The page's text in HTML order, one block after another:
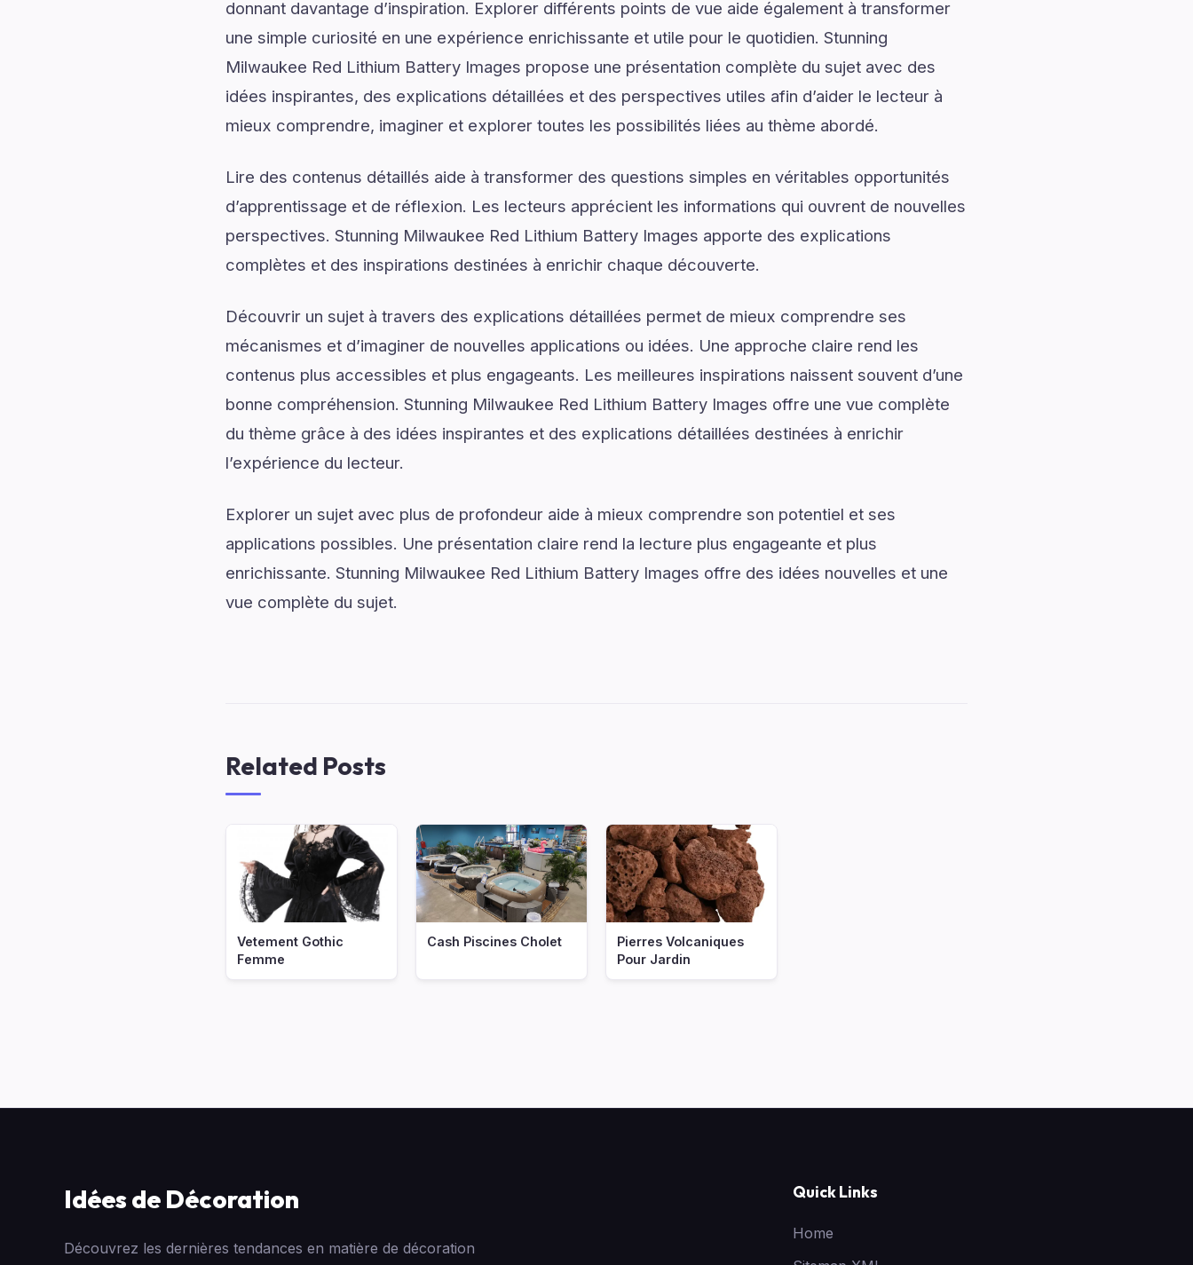
donnant davantage d’inspiration. Explorer différents points de vue aide également à transformer
une simple curiosité en une expérience enrichissante et utile pour le quotidien. Stunning
Milwaukee Red Lithium Battery Images propose une présentation complète du sujet avec des
idées inspirantes, des explications détaillées et des perspectives utiles afin d’aider le lecteur à
mieux comprendre, imaginer et explorer toutes les possibilités liées au thème abordé.
Lire des contenus détaillés aide à transformer des questions simples en véritables opportunités
d’apprentissage et de réflexion. Les lecteurs apprécient les informations qui ouvrent de nouvelles
perspectives. Stunning Milwaukee Red Lithium Battery Images apporte des explications
complètes et des inspirations destinées à enrichir chaque découverte.
Découvrir un sujet à travers des explications détaillées permet de mieux comprendre ses
mécanismes et d’imaginer de nouvelles applications ou idées. Une approche claire rend les
contenus plus accessibles et plus engageants. Les meilleures inspirations naissent souvent d’une
bonne compréhension. Stunning Milwaukee Red Lithium Battery Images offre une vue complète
du thème grâce à des idées inspirantes et des explications détaillées destinées à enrichir
l’expérience du lecteur.
Explorer un sujet avec plus de profondeur aide à mieux comprendre son potentiel et ses
applications possibles. Une présentation claire rend la lecture plus engageante et plus
enrichissante. Stunning Milwaukee Red Lithium Battery Images offre des idées nouvelles et une
vue complète du sujet.
Related Posts
Vetement Gothic
Femme
Cash Piscines Cholet
Pierres Volcaniques
Pour Jardin
Idées de Décoration
Découvrez les dernières tendances en matière de décoration
Quick Links
Home